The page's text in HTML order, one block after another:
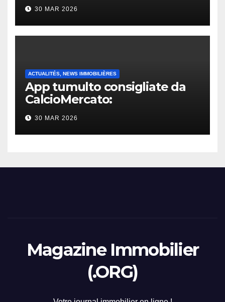
30 MAR 2026
ACTUALITÉS, NEWS IMMOBILIÈRES
App tumulto consigliate da
CalcioMercato:
considerazione di gennaio
2026
30 MAR 2026
Magazine Immobilier
(.ORG)